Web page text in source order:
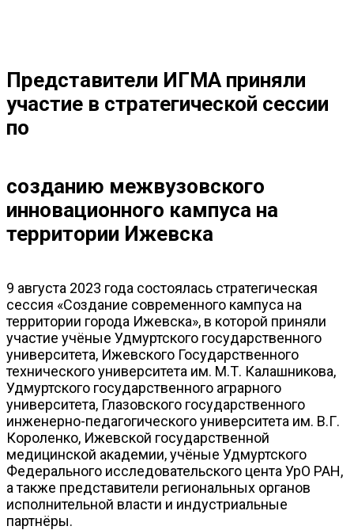
Представители ИГМА приняли
участие в стратегической сессии
по
созданию межвузовского
инновационного кампуса на
территории Ижевска
9 августа 2023 года состоялась стратегическая
сессия «Создание современного кампуса на
территории города Ижевска», в которой приняли
участие учёные Удмуртского государственного
университета, Ижевского Государственного
технического университета им. М.Т. Калашникова,
Удмуртского государственного аграрного
университета, Глазовского государственного
инженерно-педагогического университета им. В.Г.
Короленко, Ижевской государственной
медицинской академии, учёные Удмуртского
Федерального исследовательского цента УрО РАН,
а также представители региональных органов
исполнительной власти и индустриальные
партнёры.